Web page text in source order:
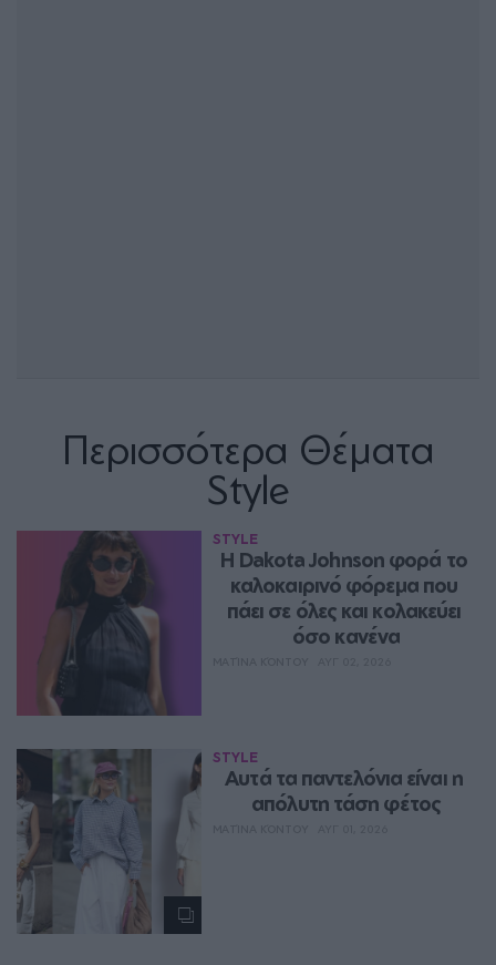
Περισσότερα Θέματα
Style
STYLE
Η Dakota Johnson φορά το
καλοκαιρινό φόρεμα που
πάει σε όλες και κολακεύει
όσο κανένα
STYLE
Aυτά τα παντελόνια είναι η
απόλυτη τάση φέτος